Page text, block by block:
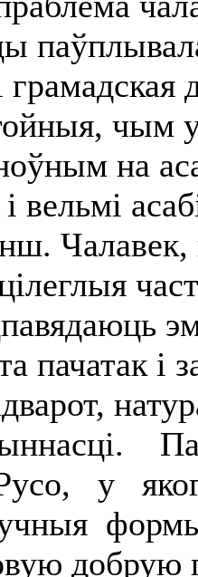
чым
на
вельмі
пачатак i
у
добрую